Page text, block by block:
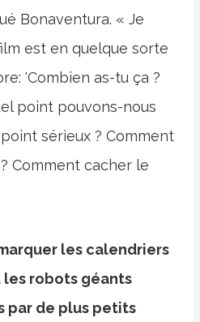
Bonaventura. « Je
est en quelque sorte
'Combien as-tu ça ?
point pouvons-nous
sérieux ? Comment
Comment cacher le
les calendriers
les robots géants
par de plus petits